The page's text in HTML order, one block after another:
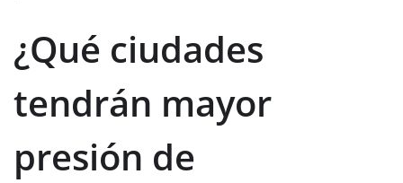
¿Qué ciudades
tendrán mayor
presión de